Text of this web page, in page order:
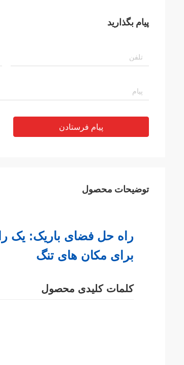
پیام بگذارید
پیام فرستادن
توضیحات محصول
راه حل فضای باریک: یک
برای مکان های تنگ
کلمات کلیدی محصول